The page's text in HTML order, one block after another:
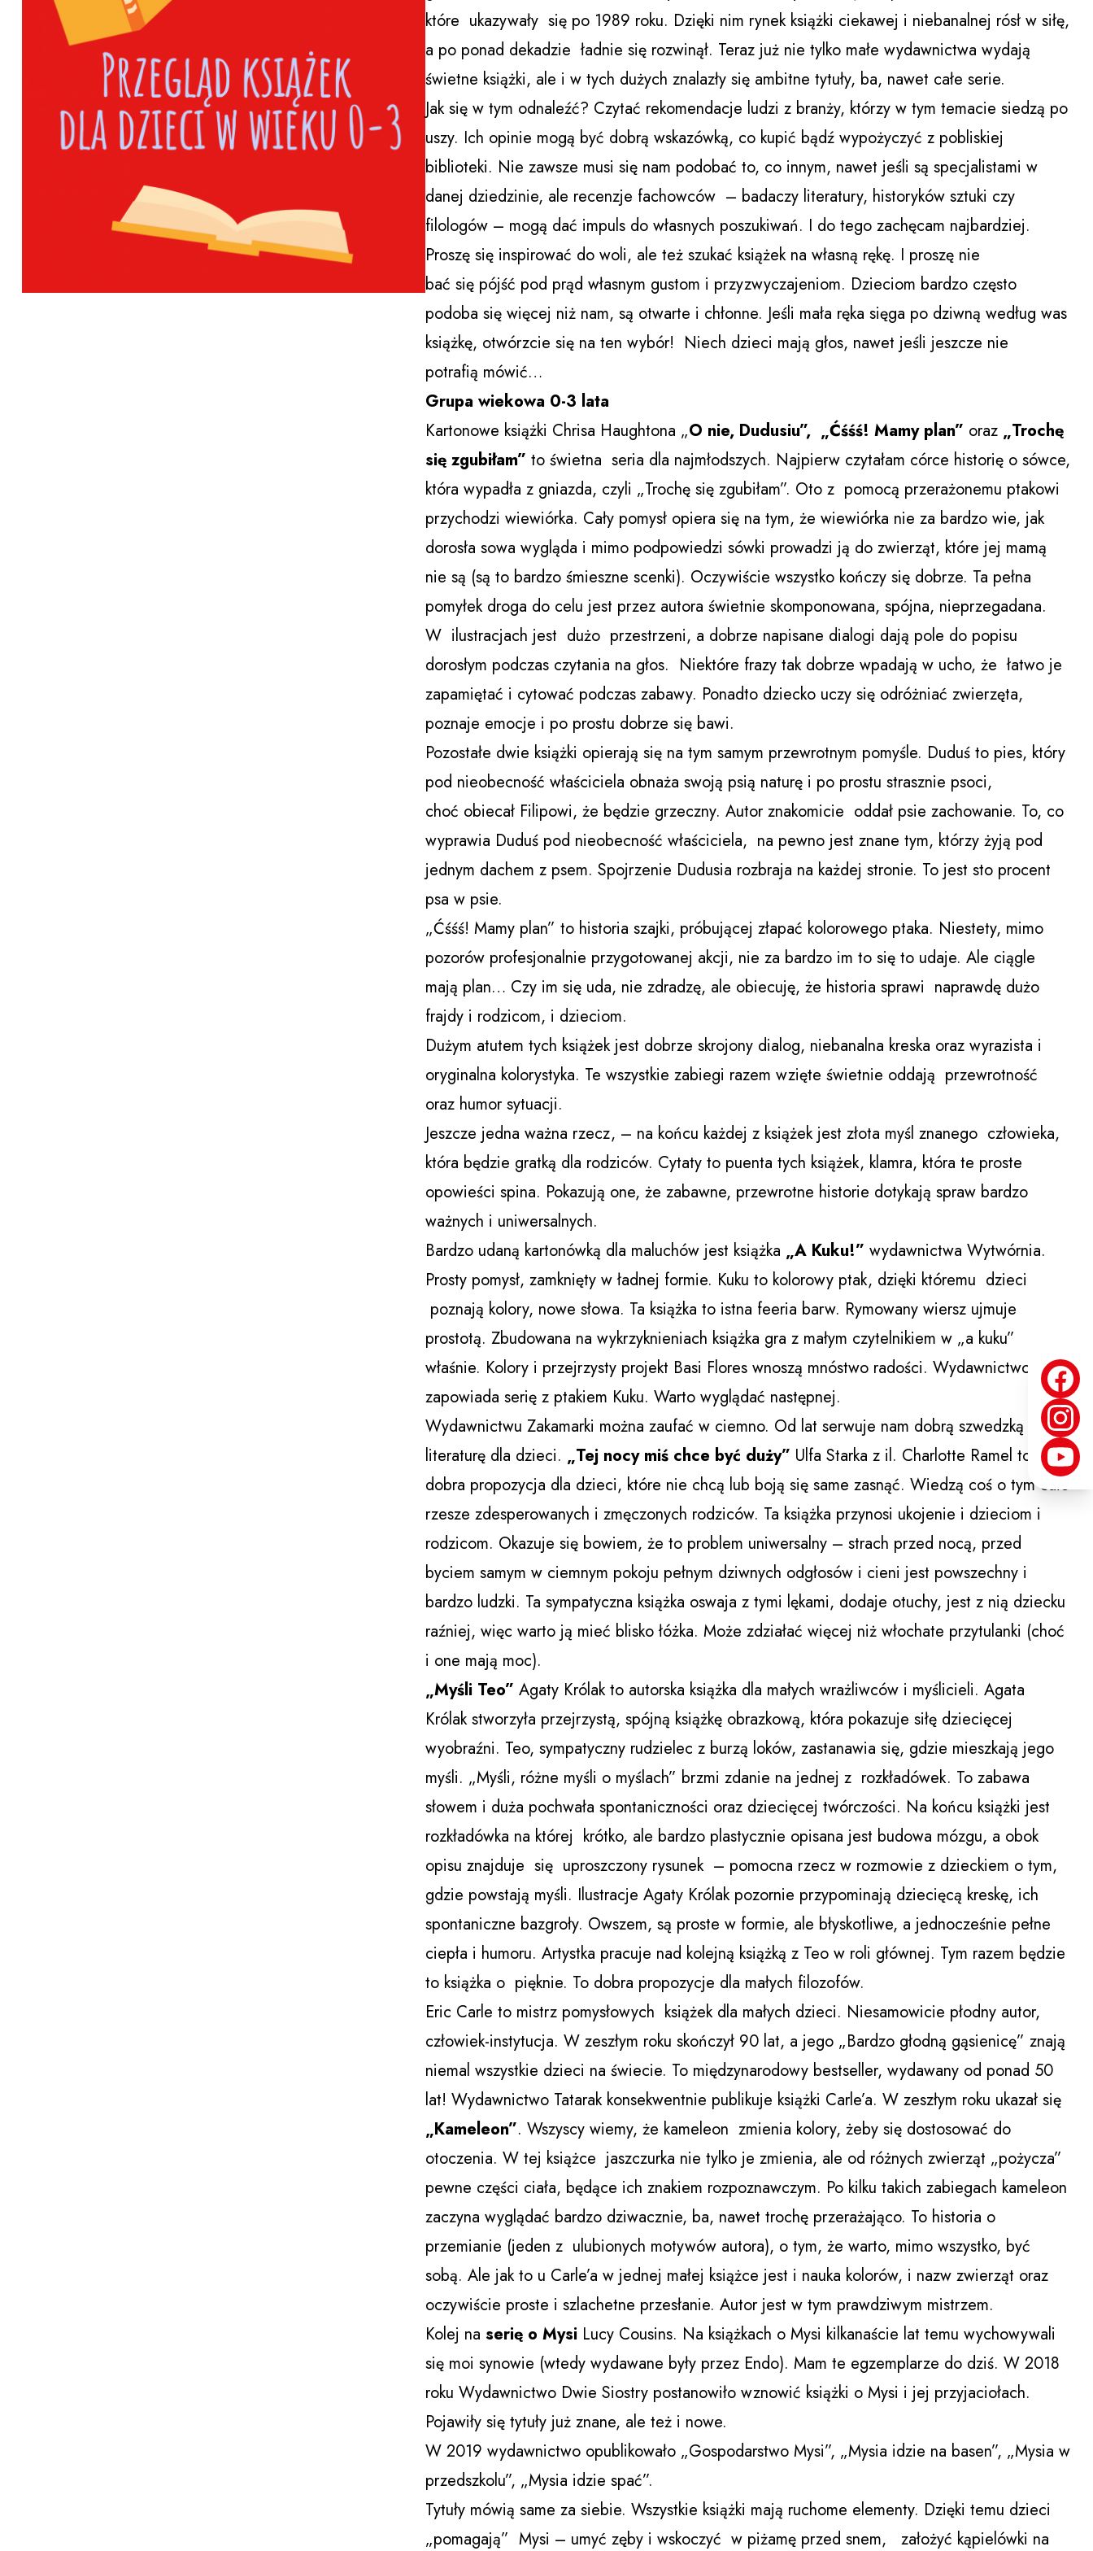
które ukazywały się po 1989 roku. Dzięki nim rynek książki ciekawej i niebanalnej rósł w siłę,
a po ponad dekadzie ładnie się rozwinął. Teraz już nie tylko małe wydawnictwa wydają
świetne książki, ale i w tych dużych znalazły się ambitne tytuły, ba, nawet całe serie.
Jak się w tym odnaleźć? Czytać rekomendacje ludzi z branży, którzy w tym temacie siedzą po
uszy. Ich opinie mogą być dobrą wskazówką, co kupić bądź wypożyczyć z pobliskiej
biblioteki. Nie zawsze musi się nam podobać to, co innym, nawet jeśli są specjalistami w
danej dziedzinie, ale recenzje fachowców – badaczy literatury, historyków sztuki czy
filologów – mogą dać impuls do własnych poszukiwań. I do tego zachęcam najbardziej.
Proszę się inspirować do woli, ale też szukać książek na własną rękę. I proszę nie
bać się pójść pod prąd własnym gustom i przyzwyczajeniom. Dzieciom bardzo często
podoba się więcej niż nam, są otwarte i chłonne. Jeśli mała ręka sięga po dziwną według was
książkę, otwórzcie się na ten wybór! Niech dzieci mają głos, nawet jeśli jeszcze nie
potrafią mówić…
Grupa wiekowa 0-3 lata
Kartonowe książki Chrisa Haughtona „O nie, Dudusiu”, „Ćśśś! Mamy plan” oraz „Trochę
się zgubiłam”to świetna seria dla najmłodszych. Najpierw czytałam córce historię o sówce,
która wypadła z gniazda, czyli „Trochę się zgubiłam”. Oto z pomocą przerażonemu ptakowi
przychodzi wiewiórka. Cały pomysł opiera się na tym, że wiewiórka nie za bardzo wie, jak
dorosła sowa wygląda i mimo podpowiedzi sówki prowadzi ją do zwierząt, które jej mamą
nie są (są to bardzo śmieszne scenki). Oczywiście wszystko kończy się dobrze. Ta pełna
pomyłek droga do celu jest przez autora świetnie skomponowana, spójna, nieprzegadana.
W ilustracjach jest dużo przestrzeni, a dobrze napisane dialogi dają pole do popisu
dorosłym podczas czytania na głos. Niektóre frazy tak dobrze wpadają w ucho, że łatwo je
zapamiętać i cytować podczas zabawy. Ponadto dziecko uczy się odróżniać zwierzęta,
poznaje emocje i po prostu dobrze się bawi.
Pozostałe dwie książki opierają się na tym samym przewrotnym pomyśle. Duduś to pies, który
pod nieobecność właściciela obnaża swoją psią naturę i po prostu strasznie psoci,
choć obiecał Filipowi, że będzie grzeczny. Autor znakomicie oddał psie zachowanie. To, co
wyprawia Duduś pod nieobecność właściciela, na pewno jest znane tym, którzy żyją pod
jednym dachem z psem. Spojrzenie Dudusia rozbraja na każdej stronie. To jest sto procent
psa w psie.
„Ćśśś! Mamy plan” to historia szajki, próbującej złapać kolorowego ptaka. Niestety, mimo
pozorów profesjonalnie przygotowanej akcji, nie za bardzo im to się to udaje. Ale ciągle
mają plan… Czy im się uda, nie zdradzę, ale obiecuję, że historia sprawi naprawdę dużo
frajdy i rodzicom, i dzieciom.
Dużym atutem tych książek jest dobrze skrojony dialog, niebanalna kreska oraz wyrazista i
oryginalna kolorystyka. Te wszystkie zabiegi razem wzięte świetnie oddają przewrotność
oraz humor sytuacji.
Jeszcze jedna ważna rzecz, – na końcu każdej z książek jest złota myśl znanego człowieka,
która będzie gratką dla rodziców. Cytaty to puenta tych książek, klamra, która te proste
opowieści spina. Pokazują one, że zabawne, przewrotne historie dotykają spraw bardzo
ważnych i uniwersalnych.
Bardzo udaną kartonówką dla maluchów jest książka „A Kuku!” wydawnictwa Wytwórnia.
Prosty pomysł, zamknięty w ładnej formie. Kuku to kolorowy ptak, dzięki któremu dzieci
poznają kolory, nowe słowa. Ta książka to istna feeria barw. Rymowany wiersz ujmuje
prostotą. Zbudowana na wykrzyknieniach książka gra z małym czytelnikiem w „a kuku”
właśnie. Kolory i przejrzysty projekt Basi Flores wnoszą mnóstwo radości. Wydawnictwo
zapowiada serię z ptakiem Kuku. Warto wyglądać następnej.
Wydawnictwu Zakamarki można zaufać w ciemno. Od lat serwuje nam dobrą szwedzką
literaturę dla dzieci. „Tej nocy miś chce być duży” Ulfa Starka z il. Charlotte Ramel to
dobra propozycja dla dzieci, które nie chcą lub boją się same zasnąć. Wiedzą coś o tym całe
rzesze zdesperowanych i zmęczonych rodziców. Ta książka przynosi ukojenie i dzieciom i
rodzicom. Okazuje się bowiem, że to problem uniwersalny – strach przed nocą, przed
byciem samym w ciemnym pokoju pełnym dziwnych odgłosów i cieni jest powszechny i
bardzo ludzki. Ta sympatyczna książka oswaja z tymi lękami, dodaje otuchy, jest z nią dziecku
raźniej, więc warto ją mieć blisko łóżka. Może zdziałać więcej niż włochate przytulanki (choć
i one mają moc).
„Myśli Teo” Agaty Królak to autorska książka dla małych wrażliwców i myślicieli. Agata
Królak stworzyła przejrzystą, spójną książkę obrazkową, która pokazuje siłę dziecięcej
wyobraźni. Teo, sympatyczny rudzielec z burzą loków, zastanawia się, gdzie mieszkają jego
myśli. „Myśli, różne myśli o myślach” brzmi zdanie na jednej z rozkładówek. To zabawa
słowem i duża pochwała spontaniczności oraz dziecięcej twórczości. Na końcu książki jest
rozkładówka na której krótko, ale bardzo plastycznie opisana jest budowa mózgu, a obok
opisu znajduje się uproszczony rysunek – pomocna rzecz w rozmowie z dzieckiem o tym,
gdzie powstają myśli. Ilustracje Agaty Królak pozornie przypominają dziecięcą kreskę, ich
spontaniczne bazgroły. Owszem, są proste w formie, ale błyskotliwe, a jednocześnie pełne
ciepła i humoru. Artystka pracuje nad kolejną książką z Teo w roli głównej. Tym razem będzie
to książka o pięknie. To dobra propozycje dla małych filozofów.
Eric Carle to mistrz pomysłowych książek dla małych dzieci. Niesamowicie płodny autor,
człowiek-instytucja. W zeszłym roku skończył 90 lat, a jego „Bardzo głodną gąsienicę” znają
niemal wszystkie dzieci na świecie. To międzynarodowy bestseller, wydawany od ponad 50
lat! Wydawnictwo Tatarak konsekwentnie publikuje książki Carle’a. W zeszłym roku ukazał się
„Kameleon”. Wszyscy wiemy, że kameleon zmienia kolory, żeby się dostosować do
otoczenia. W tej książce jaszczurka nie tylko je zmienia, ale od różnych zwierząt „pożycza”
pewne części ciała, będące ich znakiem rozpoznawczym. Po kilku takich zabiegach kameleon
zaczyna wyglądać bardzo dziwacznie, ba, nawet trochę przerażająco. To historia o
przemianie (jeden z ulubionych motywów autora), o tym, że warto, mimo wszystko, być
sobą. Ale jak to u Carle’a w jednej małej książce jest i nauka kolorów, i nazw zwierząt oraz
oczywiście proste i szlachetne przesłanie. Autor jest w tym prawdziwym mistrzem.
Kolej na serię o Mysi Lucy Cousins. Na książkach o Mysi kilkanaście lat temu wychowywali
się moi synowie (wtedy wydawane były przez Endo). Mam te egzemplarze do dziś. W 2018
roku Wydawnictwo Dwie Siostry postanowiło wznowić książki o Mysi i jej przyjaciołach.
Pojawiły się tytuły już znane, ale też i nowe.
W 2019 wydawnictwo opublikowało „Gospodarstwo Mysi”, „Mysia idzie na basen”, „Mysia w
przedszkolu”, „Mysia idzie spać”.
Tytuły mówią same za siebie. Wszystkie książki mają ruchome elementy. Dzięki temu dzieci
„pomagają” Mysi – umyć zęby i wskoczyć w piżamę przed snem, założyć kąpielówki na